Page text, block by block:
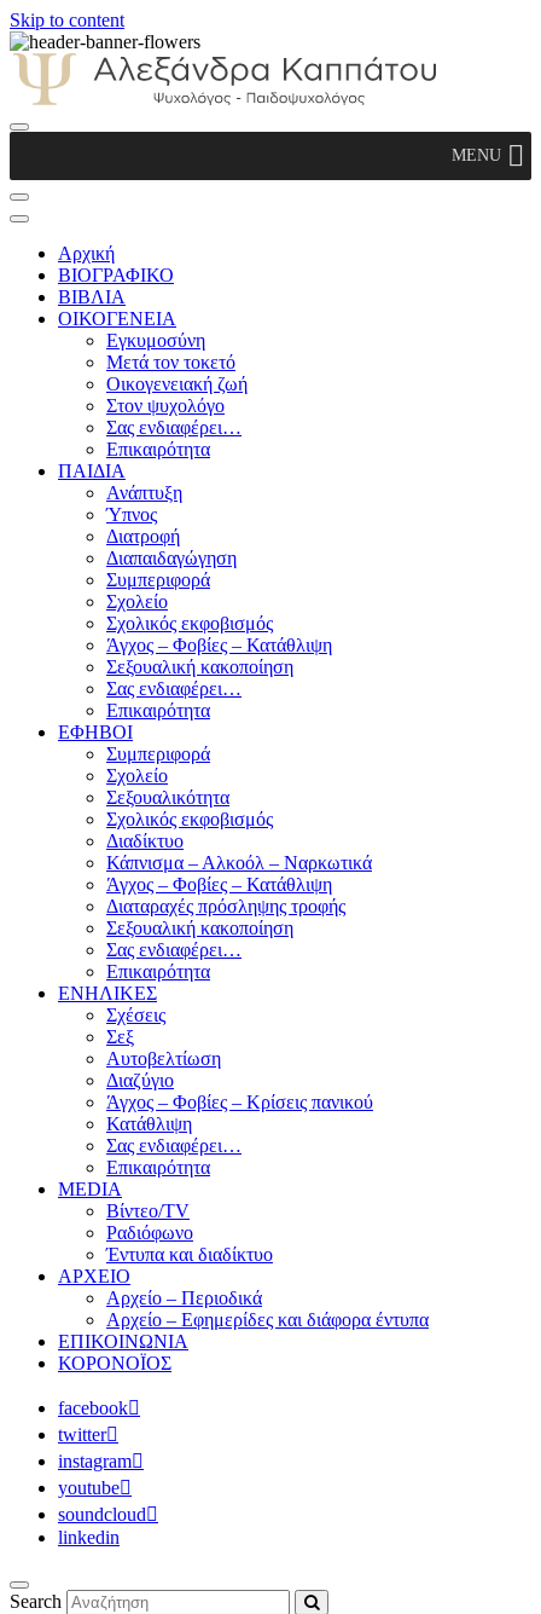
Skip to content
Παιδοψυχολόγος
MENU
Αρχική
ΒΙΟΓΡΑΦΙΚΟ
ΒΙΒΛΙΑ
ΟΙΚΟΓΕΝΕΙΑ
Εγκυμοσύνη
Μετά τον τοκετό
Οικογενειακή ζωή
Στον ψυχολόγο
Σας ενδιαφέρει…
Επικαιρότητα
ΠΑΙΔΙΑ
Ανάπτυξη
Ύπνος
Διατροφή
Διαπαιδαγώγηση
Συμπεριφορά
Σχολείο
Σχολικός εκφοβισμός
Άγχος – Φοβίες – Κατάθλιψη
Σεξουαλική κακοποίηση
Σας ενδιαφέρει…
Επικαιρότητα
ΕΦΗΒΟΙ
Συμπεριφορά
Σχολείο
Σεξουαλικότητα
Σχολικός εκφοβισμός
Διαδίκτυο
Κάπνισμα – Αλκοόλ – Ναρκωτικά
Άγχος – Φοβίες – Κατάθλιψη
Διαταραχές πρόσληψης τροφής
Σεξουαλική κακοποίηση
Σας ενδιαφέρει…
Επικαιρότητα
ΕΝΗΛΙΚΕΣ
Σχέσεις
Σεξ
Αυτοβελτίωση
Διαζύγιο
Άγχος – Φοβίες – Κρίσεις πανικού
Κατάθλιψη
Σας ενδιαφέρει…
Επικαιρότητα
MEDIA
Βίντεο/TV
Ραδιόφωνο
Έντυπα και διαδίκτυο
ΑΡΧΕΙΟ
Αρχείο – Περιοδικά
Αρχείο – Εφημερίδες και διάφορα έντυπα
ΕΠΙΚΟΙΝΩΝΙΑ
ΚΟΡΟΝΟΪΟΣ
facebook
twitter
instagram
youtube
soundcloud
linkedin
Search